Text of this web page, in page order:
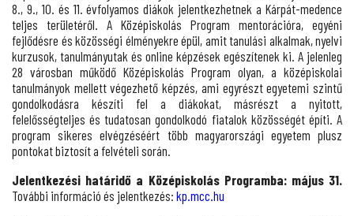
8., 9., 10. és 11. évfolyamos diákok jelentkezhetnek a Kárpát-medence
teljes területéről. A Középiskolás Program mentorációra, egyéni
fejlődésre és közösségi élményekre épül, amit tanulási alkalmak, nyelvi
kurzusok, tanulmányutak és online képzések egészítenek ki. A jelenleg
28 városban működő Középiskolás Program olyan, a középiskolai
tanulmányok mellett végezhető képzés, ami egyrészt egyetemi szintű
gondolkodásra készíti fel a diákokat, másrészt a nyitott,
felelősségteljes és tudatosan gondolkodó fiatalok közösségét építi. A
program sikeres elvégzéséért több magyarországi egyetem plusz
pontokat biztosít a felvételi során.
Jelentkezési határidő a Középiskolás Programba: május 31.
További információ és jelentkezés: kp.mcc.hu